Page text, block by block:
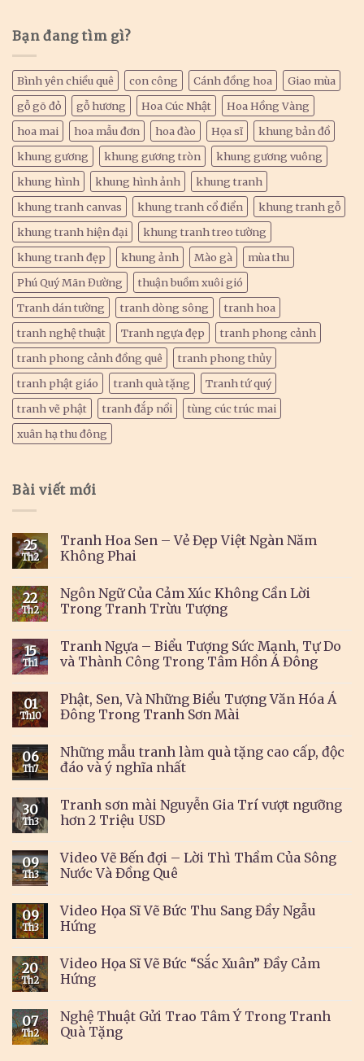
Bạn đang tìm gì?
Bình yên chiều quê con công Cánh đồng hoa
Giao mùa
gỗ gõ đỏ
gỗ hương Hoa Cúc Nhật
Hoa Hồng Vàng
hoa mai
hoa mẫu đơn hoa đào Họa sĩ
khung bản đồ
khung gương
khung gương tròn
khung gương vuông
khung hình
khung hình ảnh
khung tranh
khung tranh canvas
khung tranh cổ điển
khung tranh gỗ
khung tranh hiện đại
khung tranh treo tường
khung tranh đẹp
khung ảnh Mào gà
mùa thu
Phú Quý Mãn Đường
thuận buồm xuôi gió
Tranh dán tường
tranh dòng sông
tranh hoa
tranh nghệ thuật
Tranh ngựa đẹp
tranh phong cảnh
tranh phong cảnh đồng quê
tranh phong thủy
tranh phật giáo
tranh quà tặng
Tranh tứ quý
tranh vẽ phật
tranh đắp nổi
tùng cúc trúc mai
xuân hạ thu đông
Bài viết mới
25
Th2
Tranh Hoa Sen – Vẻ Đẹp Việt Ngàn Năm
Không Phai
22
Th2
Ngôn Ngữ Của Cảm Xúc Không Cần Lời
Trong Tranh Trừu Tượng
15
Th1
Tranh Ngựa – Biểu Tượng Sức Mạnh, Tự Do
và Thành Công Trong Tâm Hồn Á Đông
01
Th10
Phật, Sen, Và Những Biểu Tượng Văn Hóa Á
Đông Trong Tranh Sơn Mài
06
Th7
Những mẫu tranh làm quà tặng cao cấp, độc
đáo và ý nghĩa nhất
30
Th3
Tranh sơn mài Nguyễn Gia Trí vượt ngưỡng
hơn 2 Triệu USD
09
Th3
Video Vẽ Bến đợi – Lời Thì Thầm Của Sông
Nước Và Đồng Quê
09
Th3
Video Họa Sĩ Vẽ Bức Thu Sang Đầy Ngẫu
Hứng
20
Th2
Video Họa Sĩ Vẽ Bức “Sắc Xuân” Đầy Cảm
Hứng
07
Th2
Nghệ Thuật Gửi Trao Tâm Ý Trong Tranh
Quà Tặng